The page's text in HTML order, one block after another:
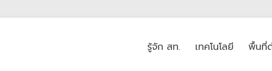
รู้จัก สท. เทคโนโลยี พื้นที่